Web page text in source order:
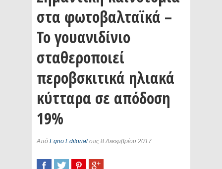
στα φωτοβαλταϊκά –
Το γουανιδίνιο
σταθεροποιεί
περοβσκιτικά ηλιακά
κύτταρα σε απόδοση
19%
Από Egno Editorial στις 8 Δεκεμβρίου 2017